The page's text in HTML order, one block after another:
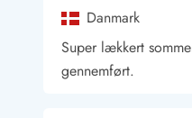
Rideskoler/Ponyridning
Danmark
Super lækkert
gennemført.